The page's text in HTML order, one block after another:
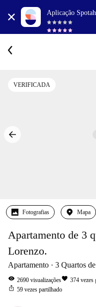
Aplicação
VERIFICADA
Fotografias Mapa
Apartamento de 3
Lorenzo.
Apartamento 3 Quartos
visibility 2690 visualizaçõesfavorite 374 vezes
ios_share 59 vezes partilhado